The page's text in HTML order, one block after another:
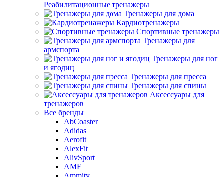
Реабилитационные тренажеры
Тренажеры для дома
Кардиотренажеры
Спортивные тренажеры
Тренажеры для
армспорта
Тренажеры для ног
и ягодиц
Тренажеры для пресса
Тренажеры для спины
Аксессуары для
тренажеров
Все бренды
AbCoaster
Adidas
Aerofit
AlexFit
AlivSport
AMF
Ammity